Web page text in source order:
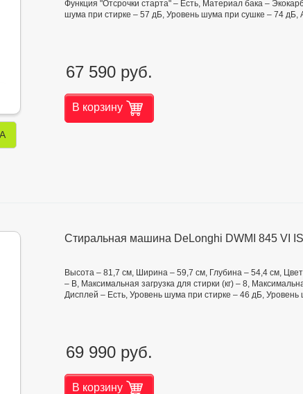
Функция "Отсрочки старта" – Есть, Материал бака –
шума при стирке – 57 дБ, Уровень шума при сушке – 74 дБ,
67 590 руб.
В корзину
Стиральная машина DeLonghi DWMI 845 VI
Высота – 81,7 см, Ширина – 59,7 см, Глубина – 54,4 см,
– В, Максимальная загрузка для стирки (кг) – 8,
Дисплей – Есть, Уровень шума при стирке – 46 дБ,
69 990 руб.
В корзину